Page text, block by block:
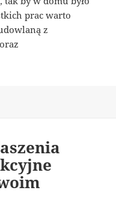
prac warto
z